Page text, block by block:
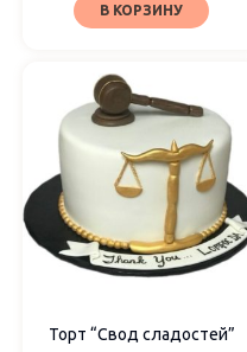
В КОРЗИНУ
Торт “Свод сладостей”